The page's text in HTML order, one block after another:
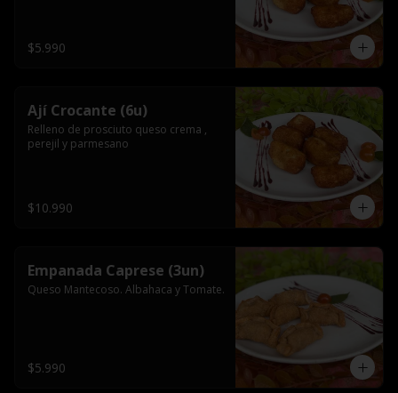
$5.990
Ají Crocante (6u)
Relleno de prosciuto queso crema ,
perejil y parmesano
$10.990
Empanada Caprese (3un)
Queso Mantecoso. Albahaca y Tomate.
$5.990